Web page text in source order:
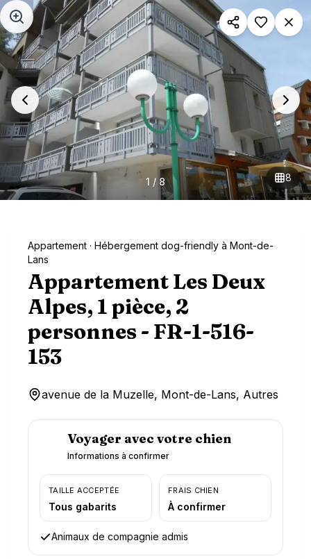
Aller au contenu principal
1 / 8 8
Appartement · Hébergement dog-friendly à Mont-de-
Lans
Appartement Les Deux
Alpes, 1 pièce, 2
personnes - FR-1-516-
153
avenue de la Muzelle, Mont-de-Lans, Autres
Voyager avec votre chien
Informations à confirmer
TAILLE ACCEPTÉE
Tous gabarits
FRAIS CHIEN
À confirmer
Animaux de compagnie admis